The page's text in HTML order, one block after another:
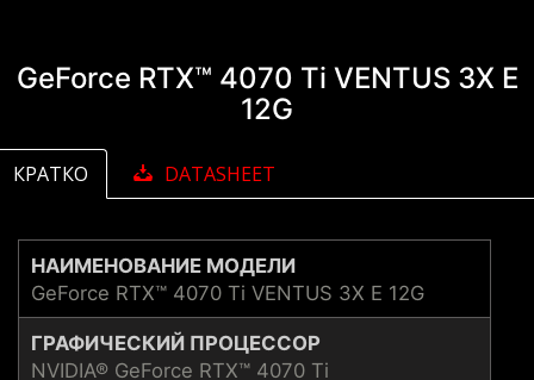
GeForce RTX™ 4070 Ti VENTUS 3X E
12G
КРАТКО DATASHEET
НАИМЕНОВАНИЕ МОДЕЛИ
GeForce RTX™ 4070 Ti VENTUS 3X E 12G
ГРАФИЧЕСКИЙ ПРОЦЕССОР
NVIDIA® GeForce RTX™ 4070 Ti